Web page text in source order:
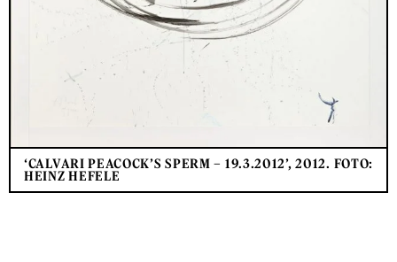
‘CALVARI PEACOCK’S SPERM – 19.3.2012’, 2012. FOTO:
HEINZ HEFELE